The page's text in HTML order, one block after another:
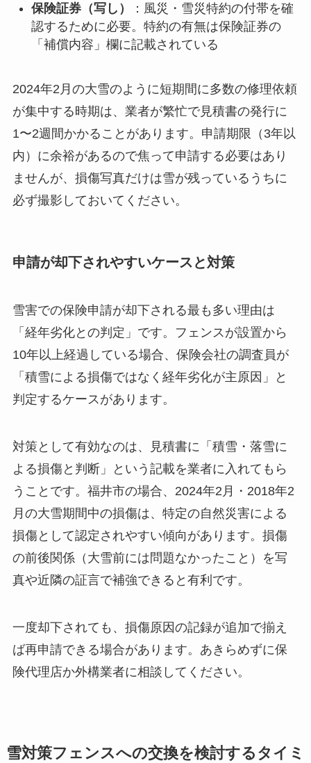
保険証券（写し）
：風災・雪災特約の付帯を確
認するために必要。特約の有無は保険証券の
「補償内容」欄に記載されている
2024年2月の大雪のように短期間に多数の修理依頼
が集中する時期は、業者が繁忙で見積書の発行に
1〜2週間かかることがあります。申請期限（3年以
内）に余裕があるので焦って申請する必要はあり
ませんが、損傷写真だけは雪が残っているうちに
必ず撮影しておいてください。
申請が却下されやすいケースと対策
雪害での保険申請が却下される最も多い理由は
「経年劣化との判定」です。フェンスが設置から
10年以上経過している場合、保険会社の調査員が
「積雪による損傷ではなく経年劣化が主原因」と
判定するケースがあります。
対策として有効なのは、見積書に「積雪・落雪に
よる損傷と判断」という記載を業者に入れてもら
うことです。福井市の場合、2024年2月・2018年2
月の大雪期間中の損傷は、特定の自然災害による
損傷として認定されやすい傾向があります。損傷
の前後関係（大雪前には問題なかったこと）を写
真や近隣の証言で補強できると有利です。
一度却下されても、損傷原因の記録が追加で揃え
ば再申請できる場合があります。あきらめずに保
険代理店か外構業者に相談してください。
雪対策フェンスへの交換を検討するタイミ